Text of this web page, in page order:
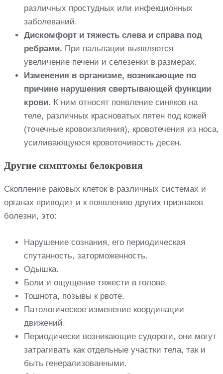
различных простудных или инфекционных
заболеваний.
Дискомфорт и тяжесть слева и справа под
ребрами. При пальпации выявляется
увеличение печени и селезенки в размерах.
Изменения в организме, возникающие по
причине нарушения свертывающей функции
крови. К ним относят появление синяков на
теле, различных красноватых пятен под кожей
(точечные кровоизлияния), кровотечения из носа,
усиливающуюся кровоточивость десен.
Другие симптомы белокровия
Скопление раковых клеток в различных системах и
органах приводит и к появлению других признаков
болезни, это:
Нарушение сознания, его периодическая
спутанность, заторможенность.
Одышка.
Боли и ощущение тяжести в голове.
Тошнота, позывы к рвоте.
Патологическое изменение координации
движений.
Периодически возникающие судороги, они могут
затрагивать как отдельные участки тела, так и
быть генерализованными.